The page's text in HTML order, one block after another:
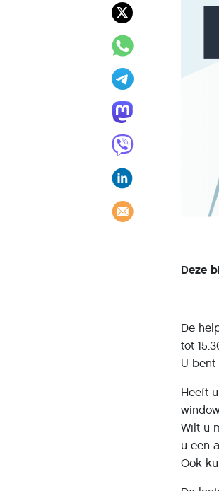
Deze
De
tot
U
Heeft
Wilt u
u een
Ook